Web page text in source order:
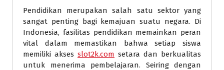
Pendidikan merupakan salah satu sektor yang
sangat penting bagi kemajuan suatu negara. Di
Indonesia, fasilitas pendidikan memainkan peran
vital dalam memastikan bahwa setiap siswa
memiliki akses slot2k.com setara dan berkualitas
untuk menerima pembelajaran. Seiring dengan